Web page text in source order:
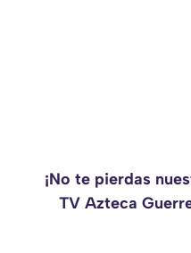
¡No te pierdas
TV Azteca